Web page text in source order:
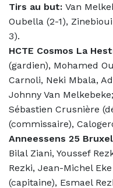
Tirs au but: Van
Oubella (2-1),
3).
HCTE Cosmos La
(gardien), Mohamed
Carnoli, Neki Mbala,
Johnny Van
Sébastien Crusnière
(commissaire),
Anneessens 25
Bilal Ziani, Youssef
Rezki, Jean-Michel
(capitaine), Esmael